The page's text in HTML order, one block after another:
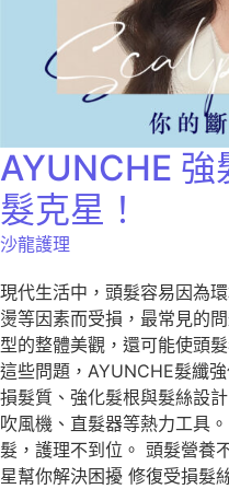
AYUNCHE 強
髮克星！
沙龍護理
現代生活中，頭髮容易因為
燙等因素而受損，最常見的
型的整體美觀，還可能使頭
這些問題，AYUNCHE髮纖
損髮質、強化髮根與髮絲設
吹風機、直髮器等熱力工具
髮，護理不到位。 頭髮營養
星幫你解決困擾 修復受損髮